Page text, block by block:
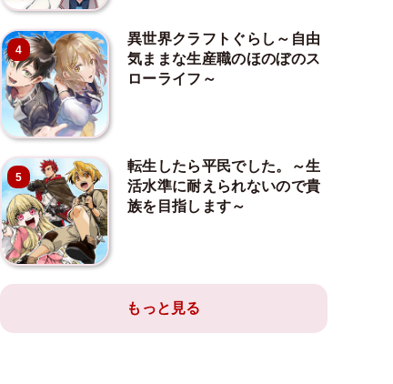
4
異世界クラフトぐらし～自由
気ままな生産職のほのぼのス
ローライフ～
5
転生したら平民でした。～生
活水準に耐えられないので貴
族を目指します～
もっと見る